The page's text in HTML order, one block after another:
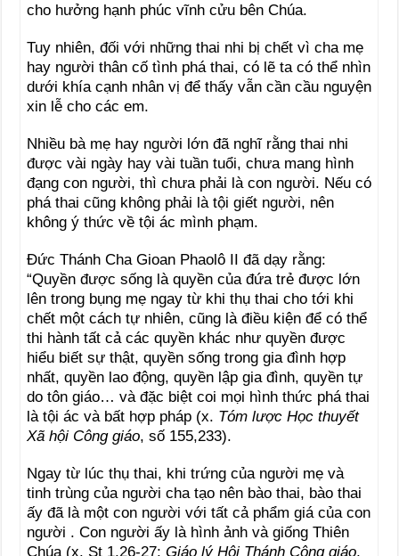
cho hưởng hạnh phúc vĩnh cửu bên Chúa.
Tuy nhiên, đối với những thai nhi bị chết vì cha mẹ
hay người thân cố tình phá thai, có lẽ ta có thể nhìn
dưới khía cạnh nhân vị để thấy vẫn cần cầu nguyện
xin lễ cho các em.
Nhiều bà mẹ hay người lớn đã nghĩ rằng thai nhi
được vài ngày hay vài tuần tuổi, chưa mang hình
đạng con người, thì chưa phải là con người. Nếu có
phá thai cũng không phải là tội giết người, nên
không ý thức về tội ác mình phạm.
Đức Thánh Cha Gioan Phaolô II đã dạy rằng:
“Quyền được sống là quyền của đứa trẻ được lớn
lên trong bụng mẹ ngay từ khi thụ thai cho tới khi
chết một cách tự nhiên, cũng là điều kiện để có thể
thi hành tất cả các quyền khác như quyền được
hiểu biết sự thật, quyền sống trong gia đình hợp
nhất, quyền lao động, quyền lập gia đình, quyền tự
do tôn giáo… và đặc biệt coi mọi hình thức phá thai
là tội ác và bất hợp pháp (x. Tóm lược Học thuyết
Xã hội Công giáo, số 155,233).
Ngay từ lúc thụ thai, khi trứng của người mẹ và
tinh trùng của người cha tạo nên bào thai, bào thai
ấy đã là một con người với tất cả phẩm giá của con
người . Con người ấy là hình ảnh và giống Thiên
Chúa (x. St 1,26-27;Giáo lý Hội Thánh Công giáo,